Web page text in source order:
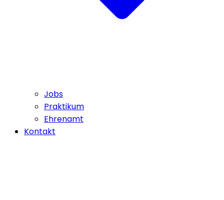
Jobs
Praktikum
Ehrenamt
Kontakt